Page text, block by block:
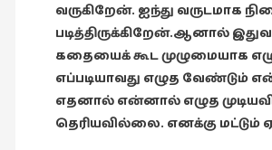
வருகிறேன். ஐந்து வருடமாக
படித்திருக்கிறேன்.ஆனால்
கதையைக் கூட முழுமையாக
எப்படியாவது எழுத வேண்டும்
எதனால் என்னால் எழுத
தெரியவில்லை. எனக்கு மட்டும்